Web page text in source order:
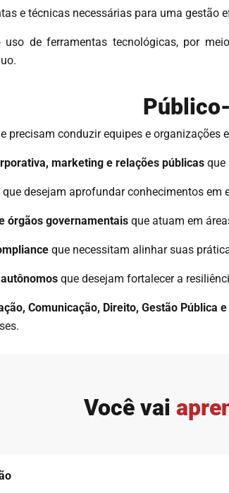
e técnicas necessárias para uma gestão
de ferramentas tecnológicas, por
Público-
precisam conduzir equipes e organizações
marketing e relações públicas que
que desejam aprofundar conhecimentos em
órgãos governamentais que atuam em
que necessitam alinhar suas
que desejam fortalecer a
Comunicação, Direito, Gestão Pública
Você vai